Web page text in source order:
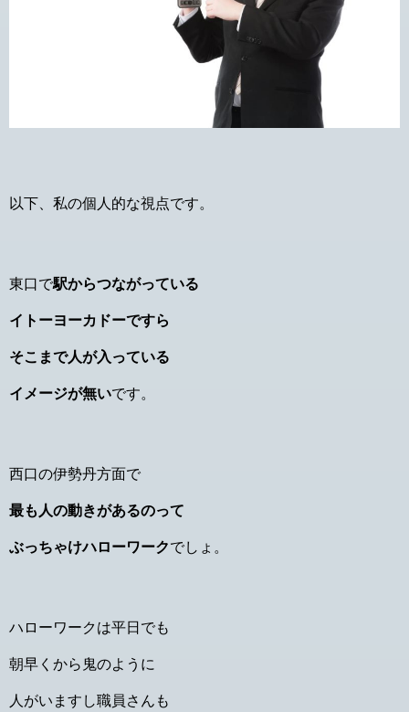
以下、私の個人的な視点です。
東口で駅からつながっている
イトーヨーカドーですら
そこまで人が入っている
イメージが無いです。
西口の伊勢丹方面で
最も人の動きがあるのって
ぶっちゃけハローワークでしょ。
ハローワークは平日でも
朝早くから鬼のように
人がいますし職員さんも